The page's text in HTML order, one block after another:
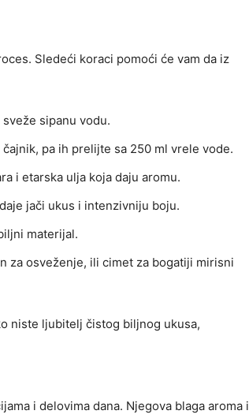
Sledeći koraci pomoći će vam da iz
sipanu vodu.
pa ih prelijte sa 250 ml vrele vode.
i etarska ulja koja daju aromu.
jači ukus i intenzivniju boju.
materijal.
za osveženje, ili cimet za bogatiji mirisni
niste ljubitelj čistog biljnog ukusa,
i delovima dana. Njegova blaga aroma i